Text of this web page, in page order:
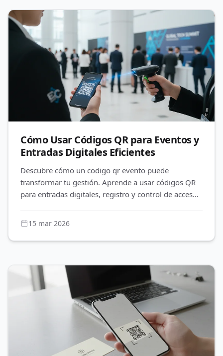
Cómo Usar Códigos QR para Eventos y
Entradas Digitales Eficientes
Descubre cómo un codigo qr evento puede
transformar tu gestión. Aprende a usar códigos QR
para entradas digitales, registro y control de acceso.
15 mar 2026